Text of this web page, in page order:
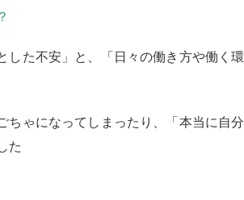
した不安」と、「日々の働き方や働く環
ちゃになってしまったり、「本当に自分
た